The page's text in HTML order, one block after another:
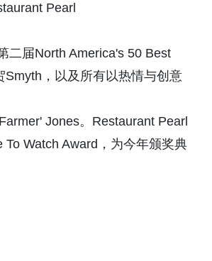
Pearl
二届North America's 50 Best
，以及所有以热情与创意
Jones。Restaurant Pearl
Watch Award，为今年颁奖典